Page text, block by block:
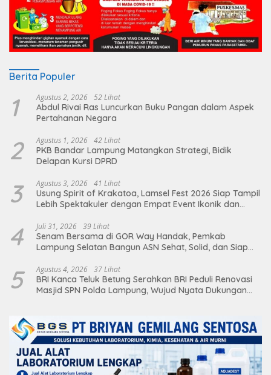
Berita Populer
1 Agustus 2, 2026 52 Lihat
Abdul Rivai Ras Luncurkan Buku Pangan dalam Aspek
Pertahanan Negara
2 Agustus 1, 2026 42 Lihat
PKB Bandar Lampung Matangkan Strategi, Bidik
Delapan Kursi DPRD
3 Agustus 3, 2026 41 Lihat
Usung Spirit of Krakatoa, Lamsel Fest 2026 Siap Tampil
Lebih Spektakuler dengan Empat Event Ikonik dan
4 Juli 31, 2026 39 Lihat
Senam Bersama di GOR Way Handak, Pemkab
Lampung Selatan Bangun ASN Sehat, Solid, dan Siap
5 Agustus 4, 2026 37 Lihat
BRI Kanca Teluk Betung Serahkan BRI Peduli Renovasi
Masjid SPN Polda Lampung, Wujud Nyata Dukungan